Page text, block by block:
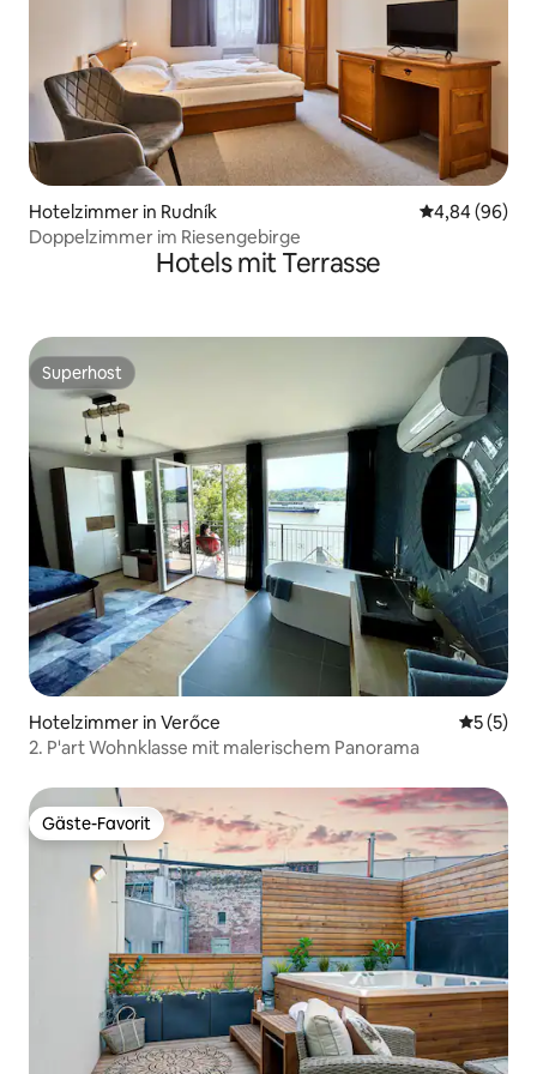
Hotelzimmer in Rudník
4,84 (96)
Doppelzimmer im Riesengebirge
Hotels mit Terrasse
Superhost
Superhost
Hotelzimmer in Verőce
5 (5)
2. P'art Wohnklasse mit malerischem Panorama
Gäste-Favorit
Gäste-Favorit